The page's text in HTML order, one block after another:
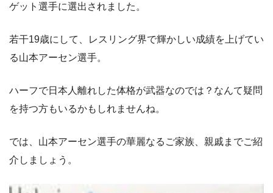
ゲット選手に選出されました。
若干19歳にして、レスリング界で輝かしい成績を上げてい
る山本アーセン選手。
ハーフで日本人離れした体格が武器なのでは？なんて疑問
を持つ方もいるかもしれませんね。
では、山本アーセン選手の華麗なるご家族、親戚までご紹
介しましょう。